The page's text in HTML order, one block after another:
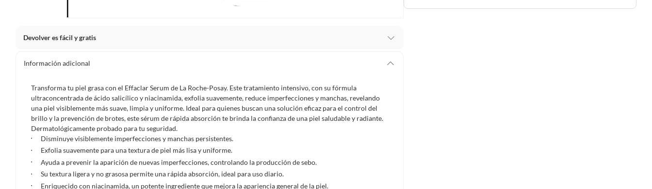
Devolver es fácil y gratis
clientes cuentas con garantías y derechos que puedes ejercer si necesitas hacer una devolución.
De conformidad con lo establecido en el artículo 47 de la Ley 1480 de 2011 en armonía con el artículo 3 de la Ley
2439 de 2024, el término para que el cliente ejerza su derecho de retracto será de cinco (5) días hábiles contados
a partir de la recepción del producto, adicional el producto deberá estar en las mismas condiciones de la entrega;
esto es, en su caja original, con los sellos y sin uso.
Tienes 30 días calendario
desde que recibes el producto para pedir su devolución. Ten en cuenta que hay productos de
ciertas categorías no se pueden devolver si cambias de opinión:
Ten en cuenta que hay productos de ciertas categorías no se pueden devolver si cambias de opinión:
personal, alimentos, bebidas, suplementos, medicamentos, vitaminas, intangibles, licencias, eléctricos, electrodomésticos,
electrónicos, tecnología, colchones, muebles y máquinas deportivas.
Información adicional
Transforma tu piel grasa con el Effaclar Serum de La Roche-Posay. Este tratamiento intensivo, con su fórmula
ultraconcentrada de ácido salicílico y niacinamida, exfolia suavemente, reduce imperfecciones y manchas, revelando
una piel visiblemente más suave, limpia y uniforme. Ideal para quienes buscan una solución eficaz para el control del
brillo y la prevención de brotes, este sérum de rápida absorción te brinda la confianza de una piel saludable y radiante.
Dermatológicamente probado para tu seguridad.
Disminuye visiblemente imperfecciones y manchas persistentes.
Exfolia suavemente para una textura de piel más lisa y uniforme.
Ayuda a prevenir la aparición de nuevas imperfecciones, controlando la producción de sebo.
Su textura ligera y no grasosa permite una rápida absorción, ideal para uso diario.
Enriquecido con niacinamida, un potente ingrediente que mejora la apariencia general de la piel.